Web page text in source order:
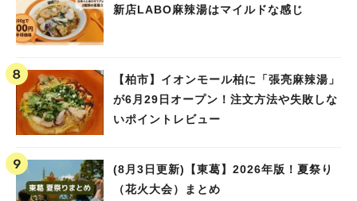
新店LABO麻辣湯はマイルドな感じ
【柏市】イオンモール柏に「張亮麻辣湯」
が6月29日オープン！注文方法や失敗しな
いポイントレビュー
(8月3日更新)【東葛】2026年版！夏祭り
（花火大会）まとめ